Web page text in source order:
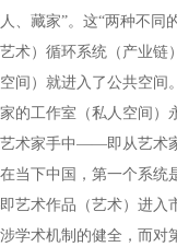
藏家”。这“两种不同
术）循环系统（产业链
空间）就进入了公共空
的工作室（私人空间）
术家手中——即从艺术
当下中国，第一个系统
术作品（艺术）进入
学术机制的健全，而对